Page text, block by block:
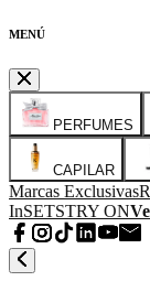
MENÚ
PERFUMES
CAPILAR
Marcas Exclusivas
InSETSTRY ON